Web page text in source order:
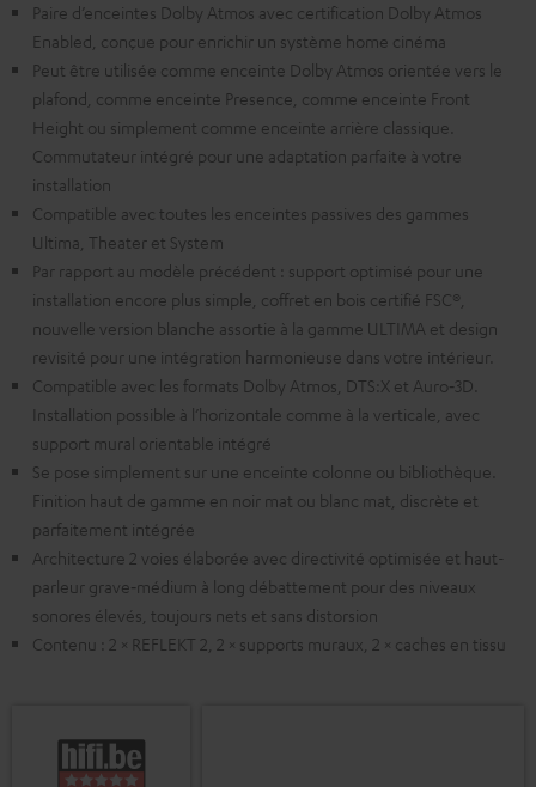
Paire d’enceintes Dolby Atmos avec certification Dolby Atmos
Enabled, conçue pour enrichir un système home cinéma
Peut être utilisée comme enceinte Dolby Atmos orientée vers le
plafond, comme enceinte Presence, comme enceinte Front
Height ou simplement comme enceinte arrière classique.
Commutateur intégré pour une adaptation parfaite à votre
installation
Compatible avec toutes les enceintes passives des gammes
Ultima, Theater et System
Par rapport au modèle précédent : support optimisé pour une
installation encore plus simple, coffret en bois certifié FSC®,
nouvelle version blanche assortie à la gamme ULTIMA et design
revisité pour une intégration harmonieuse dans votre intérieur.
Compatible avec les formats Dolby Atmos, DTS:X et Auro‑3D.
Installation possible à l’horizontale comme à la verticale, avec
support mural orientable intégré
Se pose simplement sur une enceinte colonne ou bibliothèque.
Finition haut de gamme en noir mat ou blanc mat, discrète et
parfaitement intégrée
Architecture 2 voies élaborée avec directivité optimisée et haut-
parleur grave‑médium à long débattement pour des niveaux
sonores élevés, toujours nets et sans distorsion
Contenu : 2 × REFLEKT 2, 2 × supports muraux, 2 × caches en tissu